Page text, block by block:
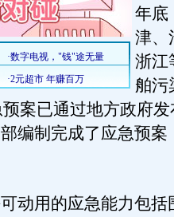
年底
津、
浙江
舶污
案已通过地方政府
编制完成了应急预案
用的应急能力包括